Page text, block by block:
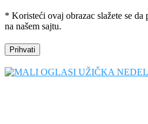
* Koristeći ovaj obrazac slažete se
na našem sajtu.